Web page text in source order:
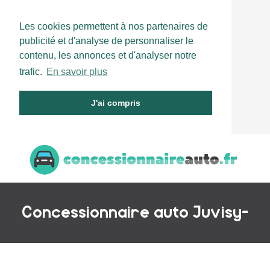
Les cookies permettent à nos partenaires de
publicité et d'analyse de personnaliser le
contenu, les annonces et d'analyser notre
trafic. En savoir plus
J'ai compris
Concessionnaire auto Juvisy-